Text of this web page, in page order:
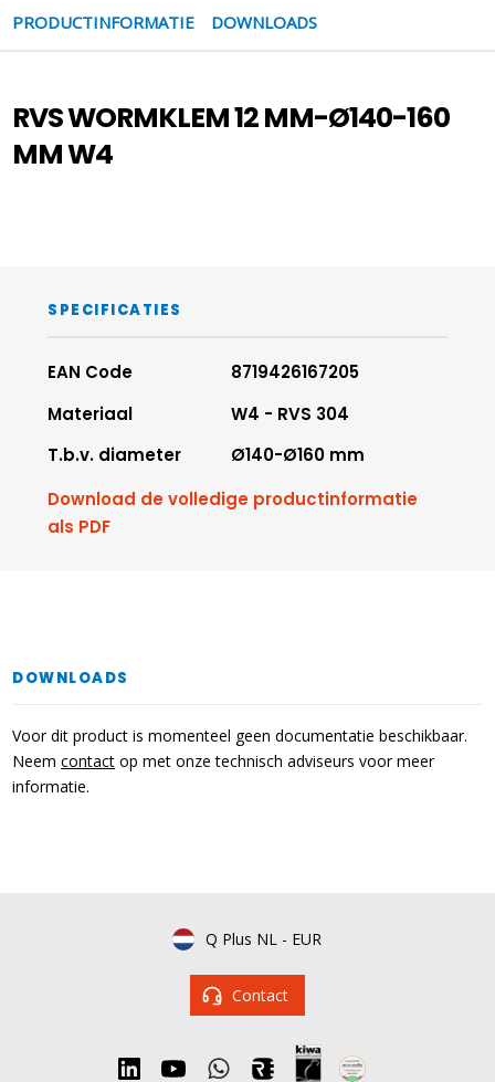
PRODUCTINFORMATIE DOWNLOADS
RVS WORMKLEM 12 MM-Ø140-160
MM W4
SPECIFICATIES
EAN Code
8719426167205
Materiaal
W4 - RVS 304
T.b.v. diameter
Ø140-Ø160 mm
Download de volledige productinformatie
als PDF
DOWNLOADS
Voor dit product is momenteel geen documentatie beschikbaar.
Neemcontact op met onze technisch adviseurs voor meer
informatie.
Q Plus NL - EUR
Contact